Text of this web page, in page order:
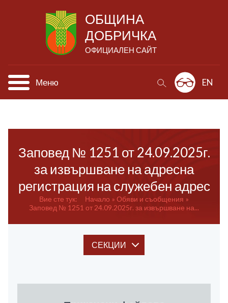
ОБЩИНА
ДОБРИЧКА
ОФИЦИАЛЕН САЙТ
Меню EN
Заповед № 1251 от 24.09.2025г.
за извършване на адресна
регистрация на служебен адрес
Вие сте тук: Начало
Обяви и съобщения
Заповед № 1251 от 24.09.2025г. за извършване на...
СЕКЦИИ